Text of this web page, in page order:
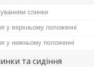
спинки
у верхньому положенні
у нижньому положенні
та сидіння